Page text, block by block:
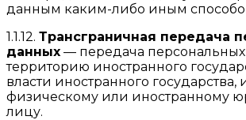
данным каким-либо иным
1.1.12. Трансграничная передача
данных — передача
территорию иностранного
власти иностранного государства,
физическому или иностранному
лицу.